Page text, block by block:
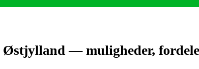
Østjylland — muligheder,